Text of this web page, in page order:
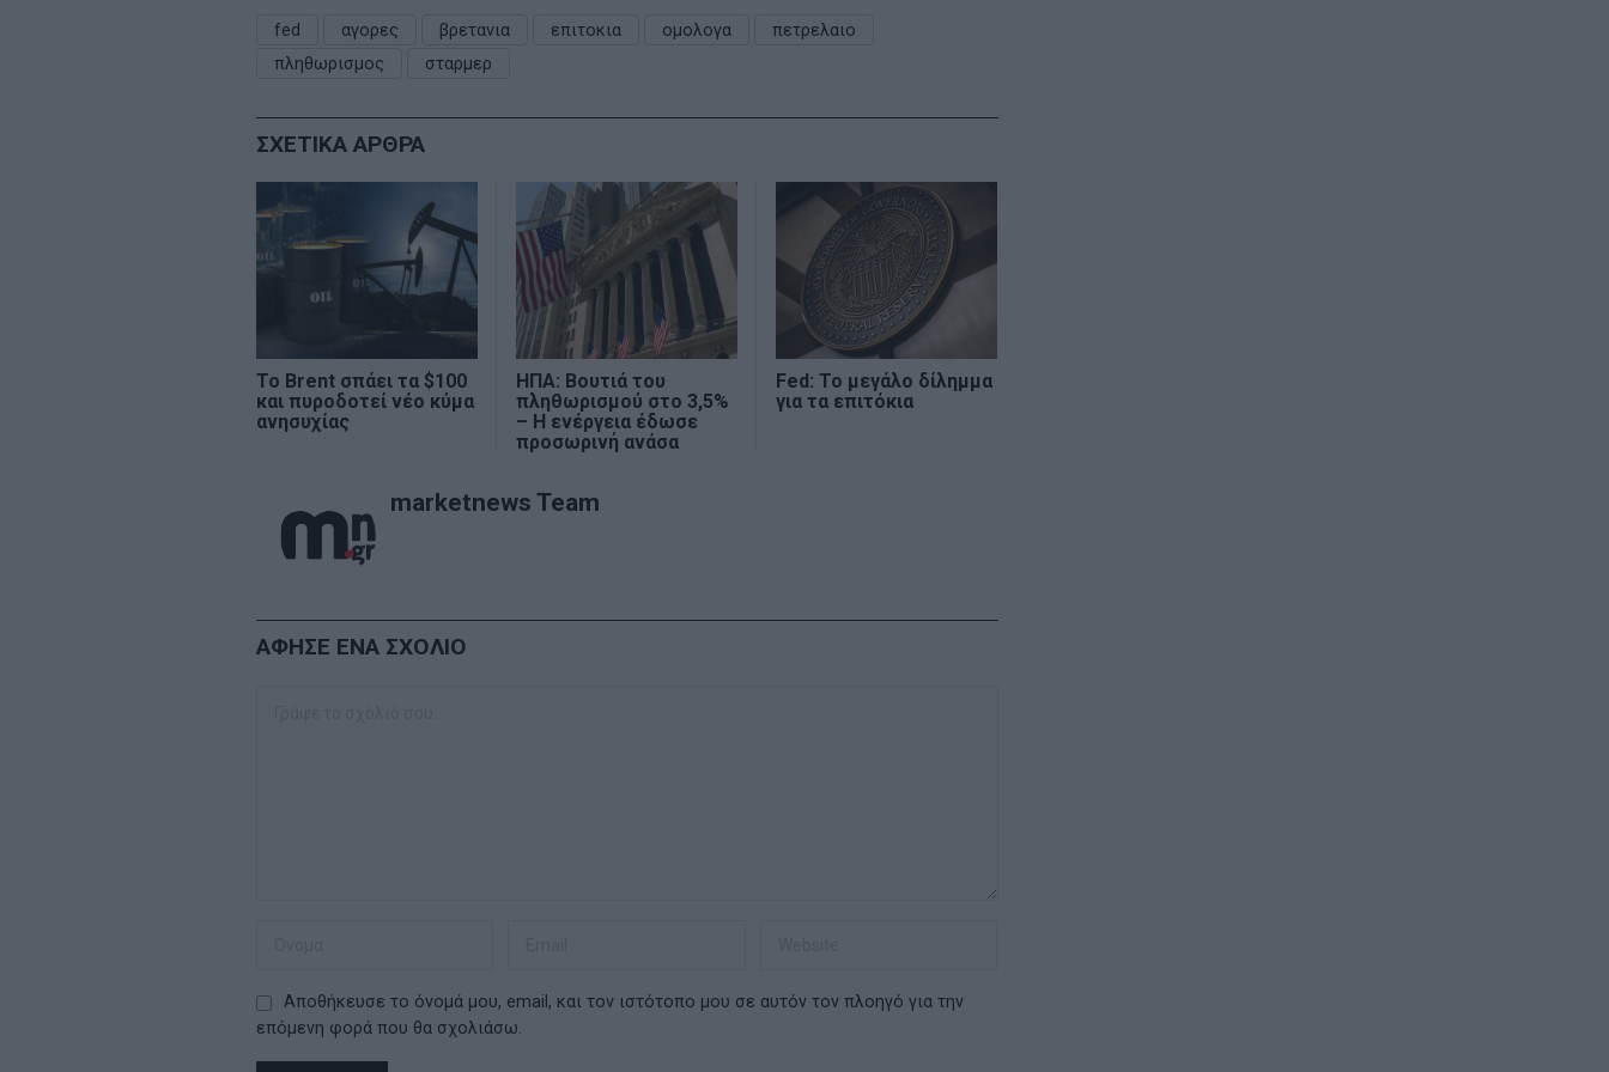
fed αγορες βρετανια επιτοκια ομολογα
πετρελαιο
πληθωρισμος
σταρμερ
ΣΧΕΤΙΚΑ ΑΡΘΡΑ
Το Brent σπάει τα $100
και πυροδοτεί νέο κύμα
ανησυχίας
ΗΠΑ: Βουτιά του
πληθωρισμού στο 3,5%
– Η ενέργεια έδωσε
προσωρινή ανάσα
Fed: Το μεγάλο δίλημμα
για τα επιτόκια
marketnews Team
ΑΦΗΣΕ ΕΝΑ ΣΧΟΛΙΟ
Αποθήκευσε το όνομά μου, email, και τον ιστότοπο μου σε αυτόν τον πλοηγό για την
επόμενη φορά που θα σχολιάσω.